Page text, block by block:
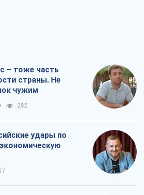
– тоже часть
страны. Не
чужим
282
удары по